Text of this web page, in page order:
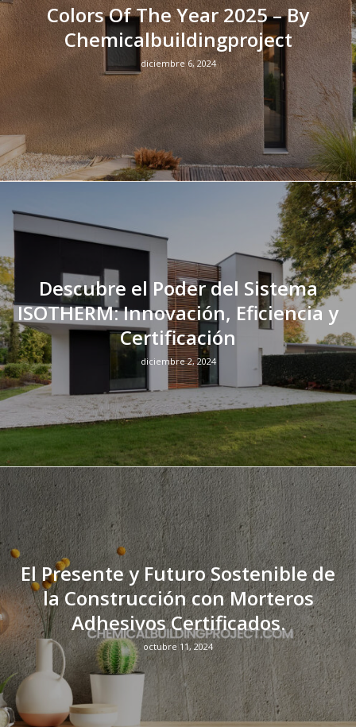
Colors Of The Year 2025 – By
Chemicalbuildingproject
diciembre 6, 2024
Descubre el Poder del Sistema
ISOTHERM: Innovación, Eficiencia y
Certificación
diciembre 2, 2024
El Presente y Futuro Sostenible de
la Construcción con Morteros
Adhesivos Certificados.
octubre 11, 2024